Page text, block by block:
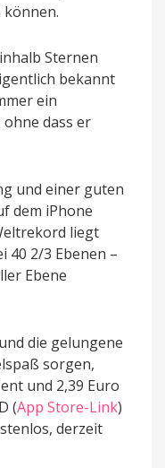
können.
Sternen
bekannt
ein
dass er
und einer guten
dem iPhone
liegt
40 2/3 Ebenen –
Ebene
die gelungene
sorgen,
und 2,39 Euro
(App Store-Link)
derzeit